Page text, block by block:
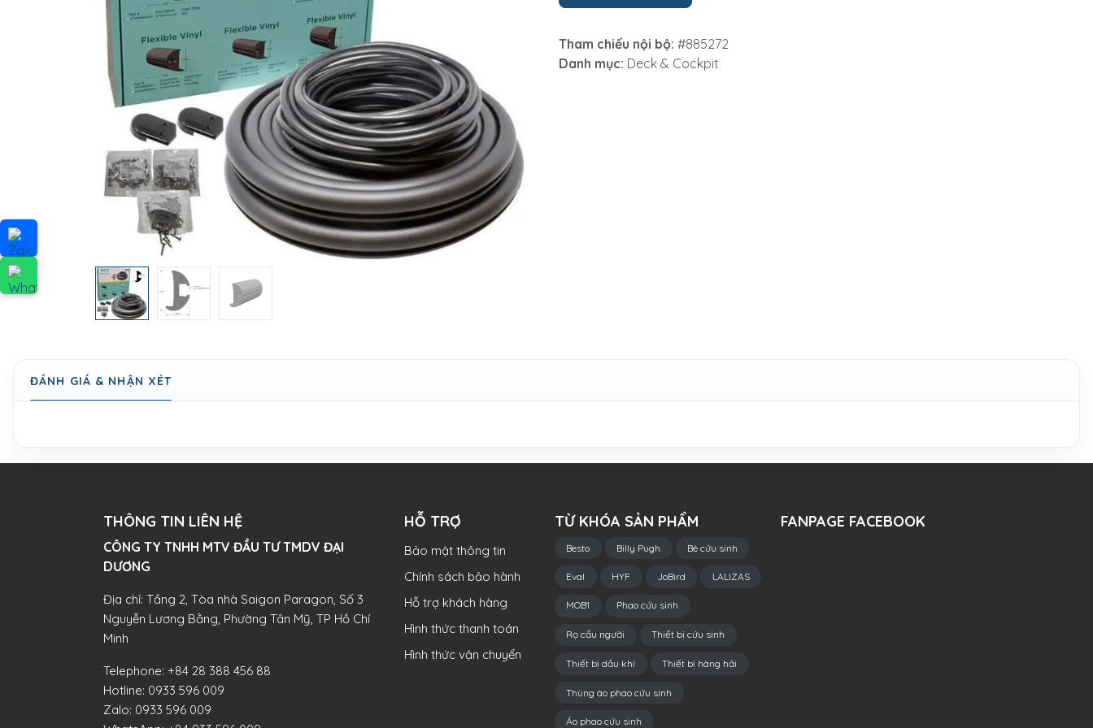
Tham chiếu nội bộ: #885272
Danh mục: Deck & Cockpit
ĐÁNH GIÁ & NHẬN XÉT
THÔNG TIN LIÊN HỆ
CÔNG TY TNHH MTV ĐẦU TƯ TMDV ĐẠI
DƯƠNG​
Địa chỉ: Tầng 2, Tòa nhà Saigon Paragon, Số 3
Nguyễn Lương Bằng, Phường Tân Mỹ, TP Hồ Chí
Minh
Telephone: +84 28 388 456 88
Hotline: 0933 596 009
Zalo: 0933 596 009
HỖ TRỢ
Bảo mật thông tin
Chính sách bảo hành
Hỗ trợ khách hàng
Hình thức thanh toán
Hình thức vận chuyển
TỪ KHÓA SẢN PHẨM
Besto Billy Pugh Bè cứu sinh
Eval HYF JoBird LALIZAS
MOB1 Phao cứu sinh
Rọ cẩu người Thiết bị cứu sinh
Thiết bị dầu khí Thiết bị hàng hải
Thùng áo phao cứu sinh
Áo phao cứu sinh
FANPAGE FACEBOOK